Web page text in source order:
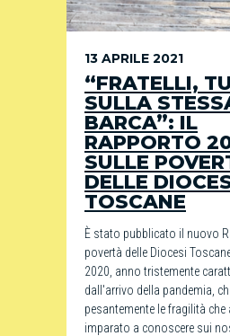
13 APRILE 2021
“FRATELLI,
SULLA
BARCA”: IL
RAPPORTO
SULLE
DELLE
TOSCANE
È stato pubblicato il nuovo
povertà delle Diocesi
2020, anno tristemente
dall'arrivo della pandemia,
pesantemente le fragilità che
imparato a conoscere sui